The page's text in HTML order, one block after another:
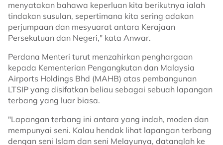
menyatakan bahawa keperluan kita berikutnya ialah
tindakan susulan, sepertimana kita sering adakan
perjumpaan dan mesyuarat antara Kerajaan
Persekutuan dan Negeri," kata Anwar.
Perdana Menteri turut menzahirkan penghargaan
kepada Kementerian Pengangkutan dan Malaysia
Airports Holdings Bhd (MAHB) atas pembangunan
LTSIP yang disifatkan beliau sebagai sebuah lapangan
terbang yang luar biasa.
"Lapangan terbang ini antara yang indah, moden dan
mempunyai seni. Kalau hendak lihat lapangan terbang
dengan seni Islam dan seni Melayunya, datanglah ke